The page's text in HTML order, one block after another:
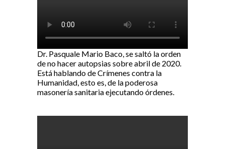
Dr. Pasquale Mario Baco, se saltó la orden
de no hacer autopsias sobre abril de 2020.
Está hablando de Crímenes contra la
Humanidad, esto es, de la poderosa
masonería sanitaria ejecutando órdenes.